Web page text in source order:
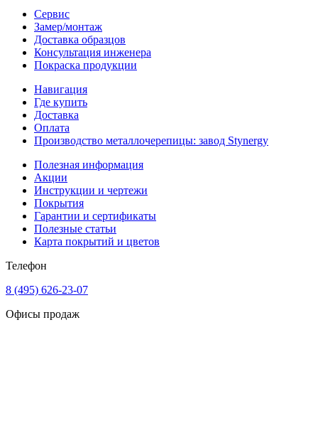
Сервис
Замер/монтаж
Доставка образцов
Консультация инженера
Покраска продукции
Навигация
Где купить
Доставка
Оплата
Производство металлочерепицы: завод Stynergy
Полезная информация
Акции
Инструкции и чертежи
Покрытия
Гарантии и сертификаты
Полезные статьи
Карта покрытий и цветов
Телефон
8 (495) 626-23-07
Офисы продаж